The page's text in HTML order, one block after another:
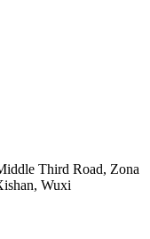
Third Road, Zona
Wuxi